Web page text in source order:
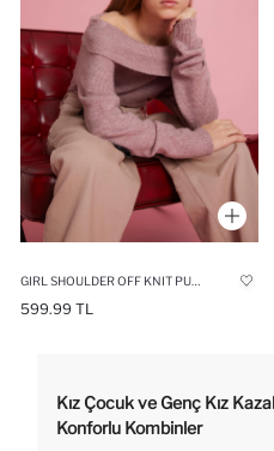
599.99 TL
Kız Çocuk ve Genç Kız
Konforlu Kombinler